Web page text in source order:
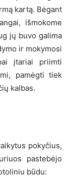
kartą. Bėgant
išmokome
jų buvo galima
ir mokymosi
įtariai priimti
pamėgti tiek
kalbas.
pokyčius,
pastebėjo
būdu: